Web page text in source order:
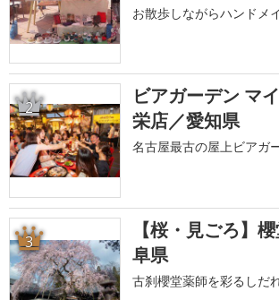
お散歩しながらハンドメ
2
ビアガーデン マ
栄店／愛知県
名古屋最古の屋上ビアガ
3
【桜・見ごろ】
阜県
古刹櫻堂薬師を彩るしだ